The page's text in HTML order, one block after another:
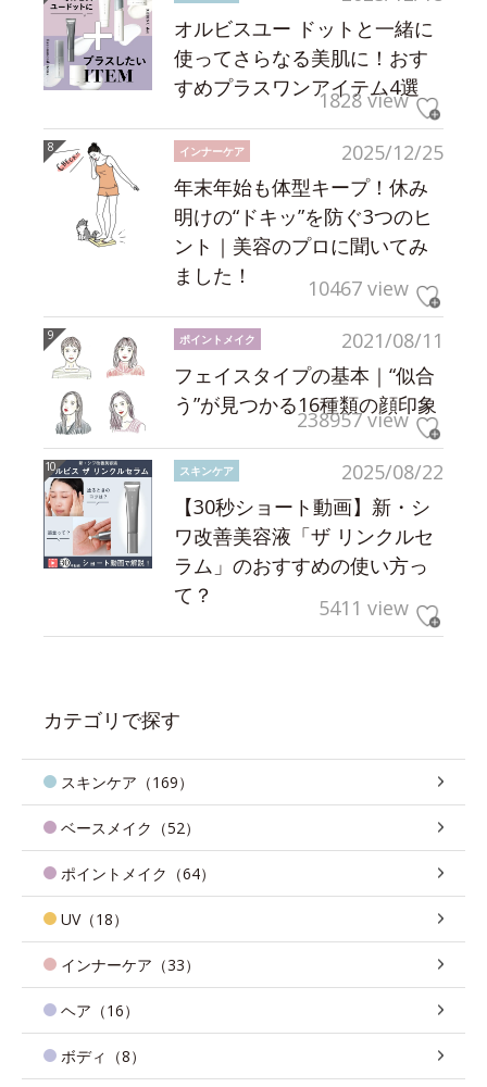
オルビスユー ドットと一緒に
使ってさらなる美肌に！おす
すめプラスワンアイテム4選
1828 view
2025/12/25
インナーケア
年末年始も体型キープ！休み
明けの“ドキッ”を防ぐ3つのヒ
ント｜美容のプロに聞いてみ
ました！
10467 view
2021/08/11
ポイントメイク
フェイスタイプの基本｜“似合
う”が見つかる16種類の顔印象
238957 view
2025/08/22
スキンケア
【30秒ショート動画】新・シ
ワ改善美容液「ザ リンクルセ
ラム」のおすすめの使い方っ
て？
5411 view
カテゴリで探す
スキンケア（169）
ベースメイク（52）
ポイントメイク（64）
UV（18）
インナーケア（33）
ヘア（16）
ボディ（8）